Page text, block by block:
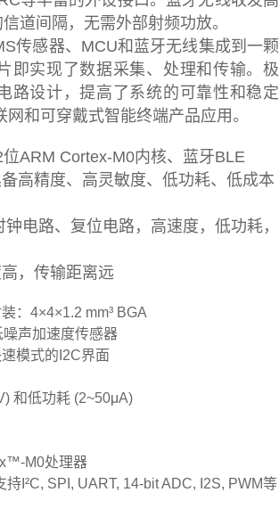
道间隔，无需外部射频功放。
传感器、MCU和蓝牙无线集成到一颗
即实现了数据采集、处理和传输。极
路设计，提高了系统的可靠性和稳定
和可穿戴式智能终端产品应用。
位ARM Cortex-M0内核、蓝牙BLE
高精度、高灵敏度、低功耗、低成本
钟电路、复位电路，高速度，低功耗，
，传输距离远
：4×4×1.2 mm³ BGA
噪声加速度传感器
模式的I2C界面
和低功耗 (2~50μA)
M0处理器
持I²C, SPI, UART, 14-bit ADC, I2S, PWM等